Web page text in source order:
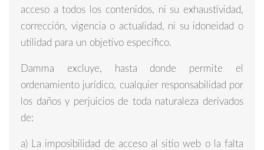
acceso a todos los contenidos, ni su exhaustividad,
corrección, vigencia o actualidad, ni su idoneidad o
utilidad para un objetivo específico.
Damma excluye, hasta donde permite el
ordenamiento jurídico, cualquier responsabilidad por
los daños y perjuicios de toda naturaleza derivados
de:
a) La imposibilidad de acceso al sitio web o la falta